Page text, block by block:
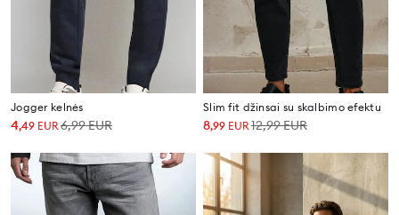
Jogger kelnės
4,49 EUR6,99EUR
Slim fit džinsai su skalbimo efektu
8,99 EUR12,99EUR